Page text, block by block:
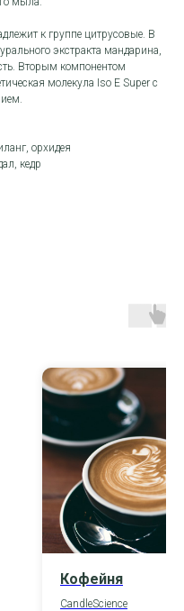
к группе цитрусовые. В
экстракта мандарина,
Вторым компонентом
молекула Iso E Super с
орхидея
кедр
Кофейня
CandleScience